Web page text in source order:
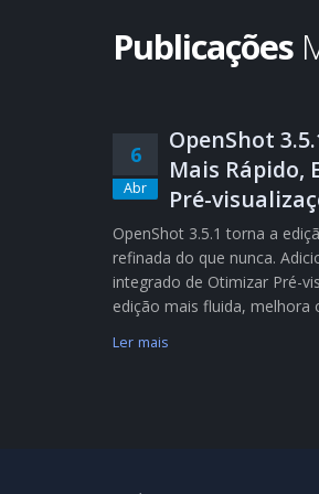
Publicações
6
Abr
OpenShot
Mais Rápido,
Pré-
OpenShot 3.5.1 torna a
refinada do que nunca.
integrado de Otimizar Pré-
edição mais fluida, melhora
Ler mais